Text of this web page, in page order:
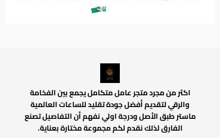
اكثر من مجرد متجر عامل متكامل يجمع بين الفخامة
والرقي لتقديم أفضل جودة تقليد للساعات العالمية
ماستر طبق الأصل ودرجة اولي نفهم أن التفاصيل تصنع
الفارق لذلك نقدم لكم مجموعة مختارة بعناية.